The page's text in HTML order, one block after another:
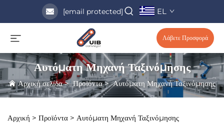
[email protected] EL
Λάβετε Προσφορά
Αυτόματη Μηχανή Ταξινόμησης
Αρχική σελίδα>Προϊόντα>Αυτόματη Μηχανή Ταξινόμησης
Αρχική > Προϊόντα > Αυτόματη Μηχανή Ταξινόμησης